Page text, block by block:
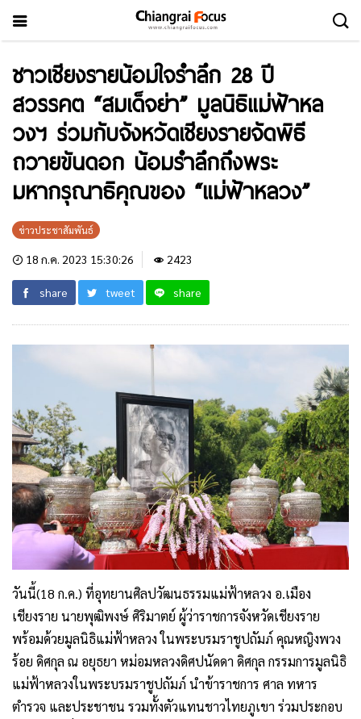
ชาวเชียงรายน้อมใจรำลึก 28 ปี
สวรรคต “สมเด็จย่า” มูลนิธิแม่ฟ้าหล
วงฯ ร่วมกับจังหวัดเชียงรายจัดพิธี
ถวายขันดอก น้อมรำลึกถึงพระ
มหากรุณาธิคุณของ “แม่ฟ้าหลวง”
ข่าวประชาสัมพันธ์
18 ก.ค. 2023 15:30:26 2423
share tweet share
วันนี้(18 ก.ค.) ที่อุทยานศิลปวัฒนธรรมแม่ฟ้าหลวง อ.เมือง
เชียงราย นายพุฒิพงษ์ ศิริมาตย์ ผู้ว่าราชการจังหวัดเชียงราย
พร้อมด้วยมูลนิธิแม่ฟ้าหลวง ในพระบรมราชูปถัมภ์ คุณหญิงพวง
ร้อย ดิศกุล ณ อยุธยา หม่อมหลวงดิศปนัดดา ดิศกุล กรรมการมูลนิธิ
แม่ฟ้าหลวงในพระบรมราชูปถัมภ์ นำข้าราชการ ศาล ทหาร
ตำรวจ และประชาชน รวมทั้งตัวแทนชาวไทยภูเขา ร่วมประกอบ